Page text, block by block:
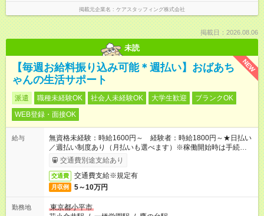
掲載元企業名 ケアスタッフィング株式会社
掲載日：2026.08.06
未読
NEW
【毎週お給料振り込み可能＊週払い】おばあち
ゃんの生活サポート
派遣 職種未経験OK 社会人未経験OK 大学生歓迎
ブランクOK
WEB登録・面接OK
給与
無資格未経験：時給1600円～ 経験者：時給1800円～★日払い
／週払い制度あり（月払いも選べます）※稼働開始時は手続き完
了次第のお支払いとなります。
交通費別途支給あり
交通費 交通費支給※規定有
月収例 5～10万円
勤務地
東京都小平市